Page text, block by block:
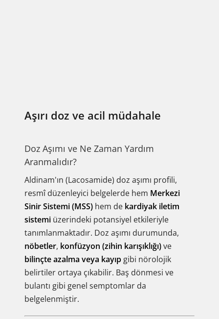
Aşırı doz ve acil müdahale
Doz Aşımı ve Ne Zaman Yardım
Aranmalıdır?
Aldinam'ın (Lacosamide) doz aşımı profili,
resmî düzenleyici belgelerde hem Merkezi
Sinir Sistemi (MSS) hem de kardiyak iletim
sistemi üzerindeki potansiyel etkileriyle
tanımlanmaktadır. Doz aşımı durumunda,
nöbetler, konfüzyon (zihin karışıklığı)ve
bilinçte azalma veya kayıp gibi nörolojik
belirtiler ortaya çıkabilir. Baş dönmesi ve
bulantı gibi genel semptomlar da
belgelenmiştir.